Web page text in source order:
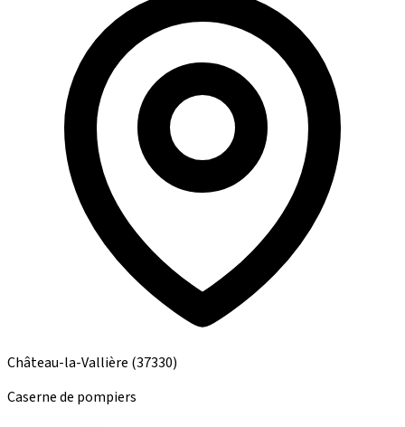
Château-la-Vallière (37330)
Caserne de pompiers